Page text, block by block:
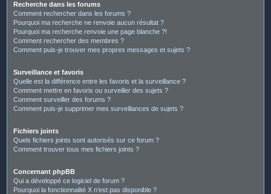
Recherche dans les forums
Comment rechercher dans les forums ?
Pourquoi ma recherche ne renvoie aucun résultat ?
Pourquoi ma recherche renvoie une page blanche ?!
Comment rechercher des membres ?
Comment puis-je trouver mes propres messages et sujets ?
Surveillance et favoris
Quelle est la différence entre les favoris et la surveillance ?
Comment mettre en favoris ou surveiller des sujets ?
Comment surveiller des forums ?
Comment puis-je supprimer mes surveillances de sujets ?
Fichiers joints
Quels fichiers joints sont autorisés sur ce forum ?
Comment trouver tous mes fichiers joints ?
Concernant phpBB
Qui a développé ce logiciel de forum ?
Pourquoi la fonctionnalité X n’est pas disponible ?